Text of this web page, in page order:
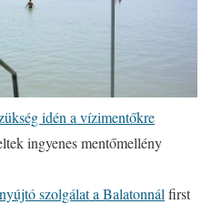
idén a vízimentőkre
ingyenes mentőmellény
szolgálat a Balatonnál first